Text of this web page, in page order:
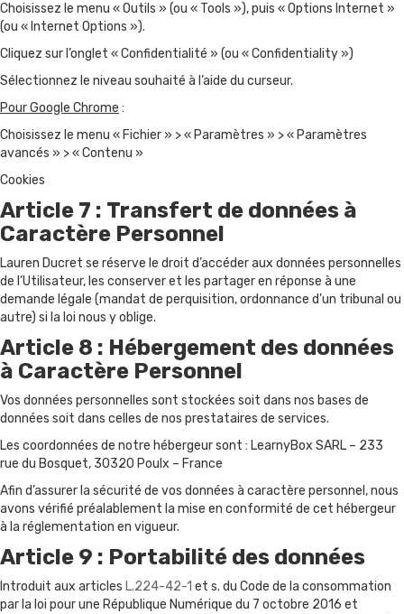
Choisissez le menu « Outils » (ou « Tools »), puis « Options Internet »
(ou « Internet Options »).
Cliquez sur l’onglet « Confidentialité » (ou « Confidentiality »)
Sélectionnez le niveau souhaité à l’aide du curseur.
Pour Google Chrome :
Choisissez le menu « Fichier » > « Paramètres » > « Paramètres
avancés » > « Contenu »
Cookies
Article 7 : Transfert de données à
Caractère Personnel
Lauren Ducret se réserve le droit d’accéder aux données personnelles
de l’Utilisateur, les conserver et les partager en réponse à une
demande légale (mandat de perquisition, ordonnance d’un tribunal ou
autre) si la loi nous y oblige.
Article 8 : Hébergement des données
à Caractère Personnel
Vos données personnelles sont stockées soit dans nos bases de
données soit dans celles de nos prestataires de services.
Les coordonnées de notre hébergeur sont : LearnyBox SARL – 233
rue du Bosquet, 30320 Poulx – France
Afin d’assurer la sécurité de vos données à caractère personnel, nous
avons vérifié préalablement la mise en conformité de cet hébergeur
à la réglementation en vigueur.
Article 9 : Portabilité des données
Introduit aux articles L.224-42-1 et s. du Code de la consommation
par la loi pour une République Numérique du 7 octobre 2016 et